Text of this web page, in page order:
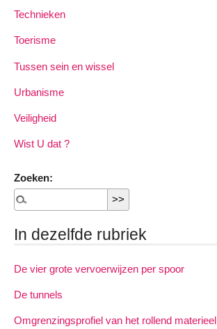
Technieken
Toerisme
Tussen sein en wissel
Urbanisme
Veiligheid
Wist U dat ?
Zoeken:
In dezelfde rubriek
De vier grote vervoerwijzen per spoor
De tunnels
Omgrenzingsprofiel van het rollend materieel